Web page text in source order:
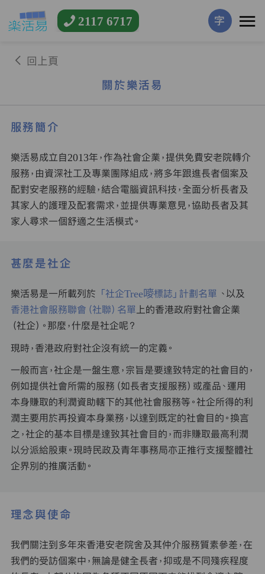
2117 6717 字
回上頁
關於樂活易
服務簡介
樂活易成立自2013年，作為社會企業，提供免費安老院轉介
服務，由資深社工及專業團隊組成，將多年跟進長者個案及
配對安老服務的經驗，結合電腦資訊科技，全面分析長者及
其家人的護理及配套需求，並提供專業意見，協助長者及其
家人尋求一個舒適之生活模式。
甚麼是社企
樂活易是一所載列於 「社企Tree嘜標誌」計劃名單 、以及
香港社會服務聯會（社聯）名單 上的香港政府對社會企業
（社企）。那麼，什麼是社企呢？
現時，香港政府對社企沒有統一的定義。
一般而言，社企是一盤生意，宗旨是要達致特定的社會目的，
例如提供社會所需的服務（如長者支援服務）或產品、運用
本身賺取的利潤資助轄下的其他社會服務等。社企所得的利
潤主要用於再投資本身業務，以達到既定的社會目的。換言
之，社企的基本目標是達致其社會目的，而非賺取最高利潤
以分派給股東。現時民政及青年事務局亦正推行支援整體社
企界別的推廣活動。
理念與使命
我們關注到多年來香港安老院舍及其仲介服務質素參差，在
我們的受訪個案中，無論是健全長者，抑或是不同殘疾程度